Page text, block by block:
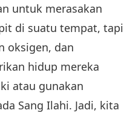
untuk merasakan
di suatu tempat, tapi
oksigen, dan
hidup mereka
atau gunakan
Sang Ilahi. Jadi, kita